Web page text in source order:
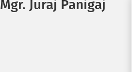
Mgr. Juraj Panigaj